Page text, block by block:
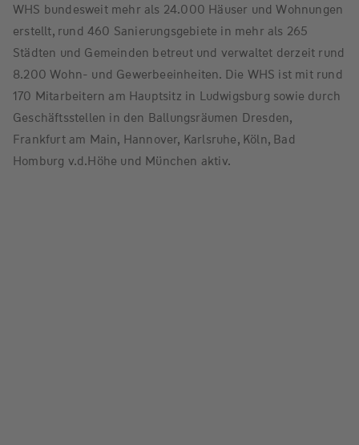
WHS bundesweit mehr als 24.000 Häuser und Wohnungen
erstellt, rund 460 Sanierungsgebiete in mehr als 265
Städten und Gemeinden betreut und verwaltet derzeit rund
8.200 Wohn- und Gewerbeeinheiten. Die WHS ist mit rund
170 Mitarbeitern am Hauptsitz in Ludwigsburg sowie durch
Geschäftsstellen in den Ballungsräumen Dresden,
Frankfurt am Main, Hannover, Karlsruhe, Köln, Bad
Homburg v.d.Höhe und München aktiv.